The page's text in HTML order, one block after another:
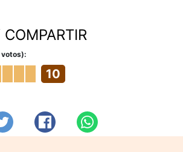
votos):
10